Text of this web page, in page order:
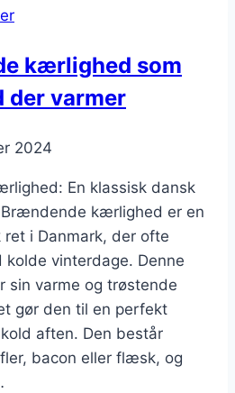
kærlighed som
der varmer
2024
En klassisk dansk
kærlighed er en
ret i Danmark, der ofte
vinterdage. Denne
sin varme og trøstende
gør den til en perfekt
aften. Den består
bacon eller flæsk, og